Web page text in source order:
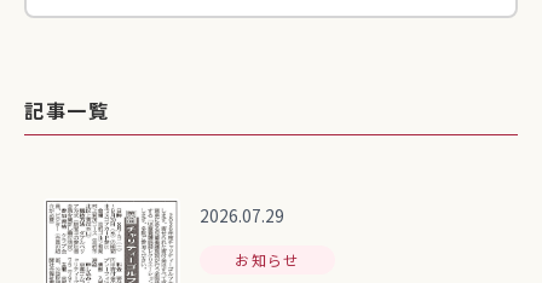
記事一覧
2026.07.29
お知らせ